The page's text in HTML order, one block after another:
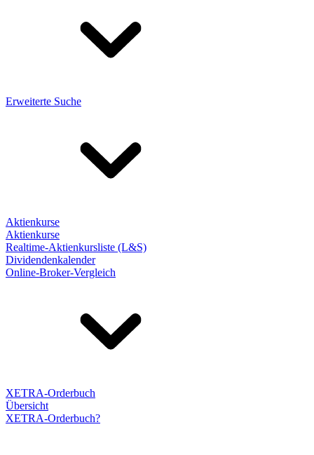
Erweiterte Suche
Aktienkurse
Aktienkurse
Realtime-Aktienkursliste (L&S)
Dividendenkalender
Online-Broker-Vergleich
XETRA-Orderbuch
Übersicht
XETRA-Orderbuch?